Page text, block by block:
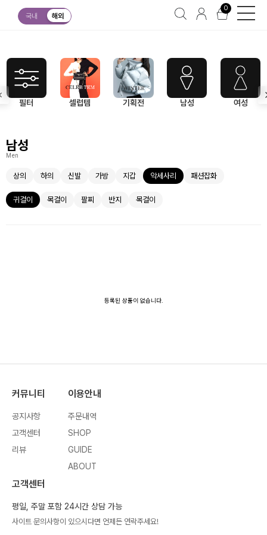
국내 해외
0
귀걸이
필터 셀럽템 기획전 남성 여성
남성
Men
상의 하의 신발 가방 지갑 악세사리 패션잡화
귀걸이 목걸이 팔찌 반지 목걸이
등록된 상품이 없습니다.
커뮤니티
공지사항
고객센터
리뷰
이용안내
주문내역
SHOP
GUIDE
ABOUT
고객센터
평일, 주말 포함 24시간 상담 가능
사이트 문의사항이 있으시다면 언제든 연락주세요!